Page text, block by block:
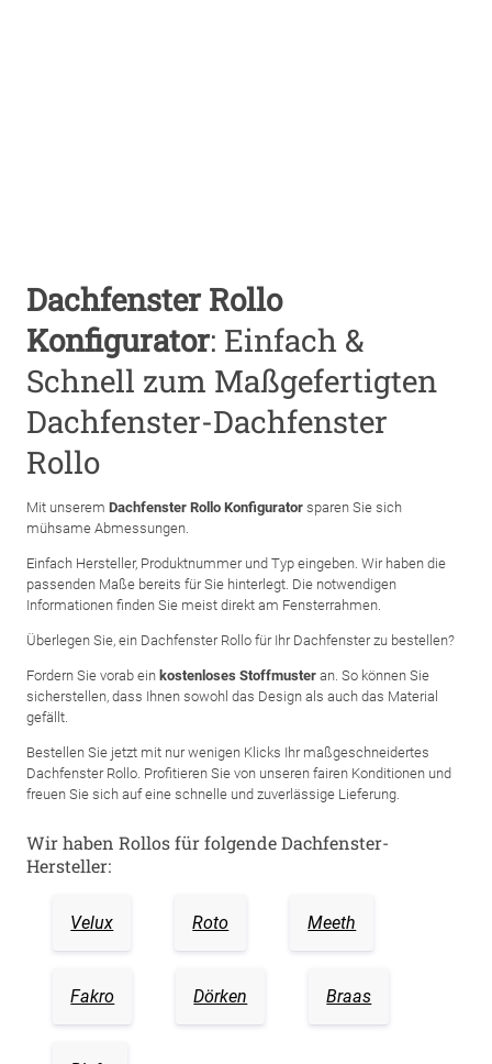
Dachfenster Rollo
Konfigurator: Einfach &
Schnell zum Maßgefertigten
Dachfenster-Dachfenster
Rollo
Mit unseremDachfenster Rollo Konfigurator sparen Sie sich
mühsame Abmessungen.
Einfach Hersteller, Produktnummer und Typ eingeben. Wir haben die
passenden Maße bereits für Sie hinterlegt. Die notwendigen
Informationen finden Sie meist direkt am Fensterrahmen.
Überlegen Sie, ein Dachfenster Rollo für Ihr Dachfenster zu bestellen?
Fordern Sie vorab ein kostenloses Stoffmuster an. So können Sie
sicherstellen, dass Ihnen sowohl das Design als auch das Material
gefällt.
Bestellen Sie jetzt mit nur wenigen Klicks Ihr maßgeschneidertes
Dachfenster Rollo. Profitieren Sie von unseren fairen Konditionen und
freuen Sie sich auf eine schnelle und zuverlässige Lieferung.
Wir haben Rollos für folgende Dachfenster-
Hersteller:
Velux Roto Meeth
Fakro Dörken Braas